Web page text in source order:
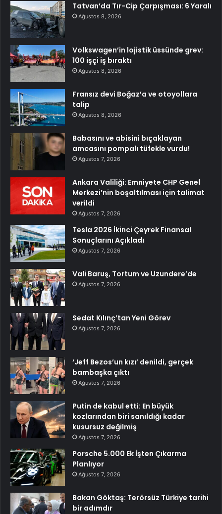
Tatvan’da Tır-Cip Çarpışması: 6 Yaralı
Ağustos 8, 2026
Volkswagen’in lojistik üssünde grev:
100 işçi iş bıraktı
Ağustos 8, 2026
Fransız devi Boğaz’a ve otoyollara
talip
Ağustos 8, 2026
Babasını ve abisini bıçaklayan
amcasını pompalı tüfekle vurdu!
Ağustos 7, 2026
Ankara Valiliği: Emniyete CHP Genel
Merkezi’nin boşaltılması için talimat
verildi
Ağustos 7, 2026
Tesla 2026 İkinci Çeyrek Finansal
Sonuçlarını Açıkladı
Ağustos 7, 2026
Vali Baruş, Tortum ve Uzundere’de
Ağustos 7, 2026
Sedat Kılınç’tan Yeni Görev
Ağustos 7, 2026
‘Jeff Bezos’un kızı’ denildi, gerçek
bambaşka çıktı
Ağustos 7, 2026
Putin de kabul etti: En büyük
kozlarından biri sanıldığı kadar
kusursuz değilmiş
Ağustos 7, 2026
Porsche 5.000 Ek İşten Çıkarma
Planlıyor
Ağustos 7, 2026
Bakan Göktaş: Terörsüz Türkiye tarihi
bir adımdır